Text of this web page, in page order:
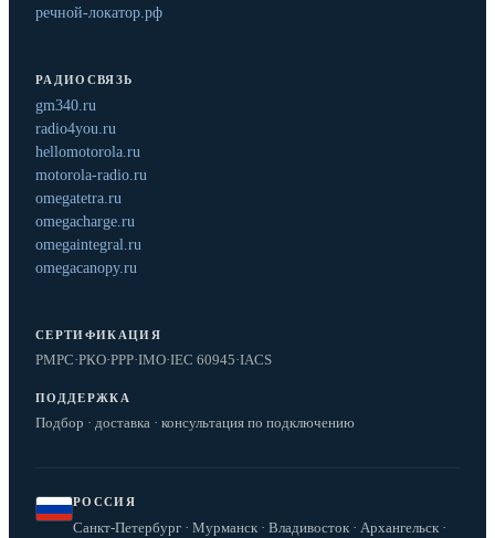
речной-локатор.рф
РАДИОСВЯЗЬ
gm340.ru
radio4you.ru
hellomotorola.ru
motorola-radio.ru
omegatetra.ru
omegacharge.ru
omegaintegral.ru
omegacanopy.ru
СЕРТИФИКАЦИЯ
РМРС·РКО·РРР·IMO·IEC 60945·IACS
ПОДДЕРЖКА
Подбор · доставка · консультация по подключению
РОССИЯ
Санкт-Петербург · Мурманск · Владивосток · Архангельск ·